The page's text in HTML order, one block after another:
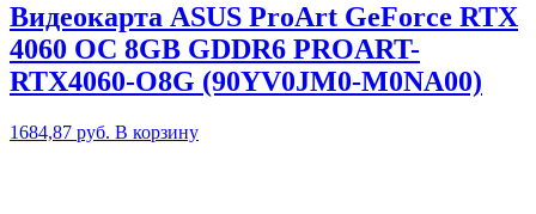
Видеокарта ASUS ProArt GeForce RTX
4060 OC 8GB GDDR6 PROART-
RTX4060-O8G (90YV0JM0-M0NA00)
1684,87 руб. В корзину